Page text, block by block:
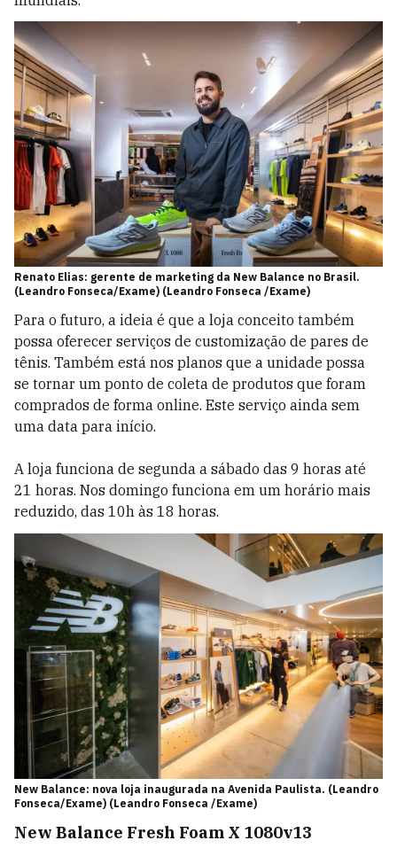
Renato Elias: gerente de marketing da New Balance no Brasil.
(Leandro Fonseca/Exame) (Leandro Fonseca /Exame)
Para o futuro, a ideia é que a loja conceito também
possa oferecer serviços de customização de pares de
tênis. Também está nos planos que a unidade possa
se tornar um ponto de coleta de produtos que foram
comprados de forma online. Este serviço ainda sem
uma data para início.
A loja funciona de segunda a sábado das 9 horas até
21 horas. Nos domingo funciona em um horário mais
reduzido, das 10h às 18 horas.
New Balance: nova loja inaugurada na Avenida Paulista. (Leandro
Fonseca/Exame) (Leandro Fonseca /Exame)
New Balance Fresh Foam X 1080v13